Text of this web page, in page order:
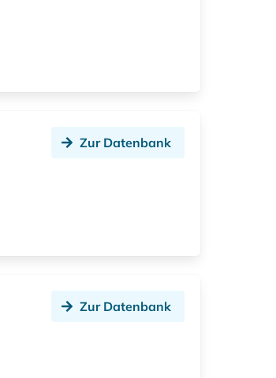
Zur Datenbank
Zur Datenbank